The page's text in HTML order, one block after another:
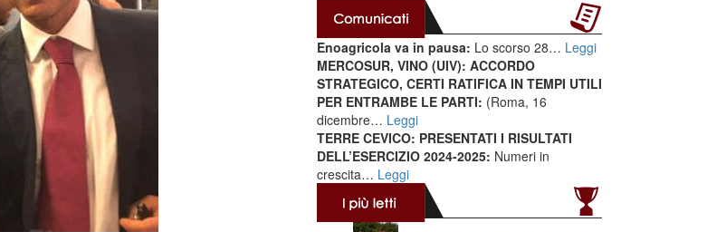
Enoagricola va in pausa: Lo scorso 28… Leggi
MERCOSUR, VINO (UIV): ACCORDO
STRATEGICO, CERTI RATIFICA IN TEMPI UTILI
PER ENTRAMBE LE PARTI: (Roma, 16
dicembre… Leggi
TERRE CEVICO: PRESENTATI I RISULTATI
DELL’ESERCIZIO 2024-2025: Numeri in
crescita… Leggi